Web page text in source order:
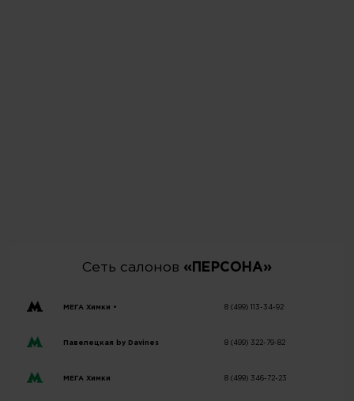
Сеть салонов «ПЕРСОНА»
МЕГА Химки • 8 (499) 113-34-92
Павелецкая by Davines 8 (499) 322-79-82
МЕГА Химки 8 (499) 346-72-23